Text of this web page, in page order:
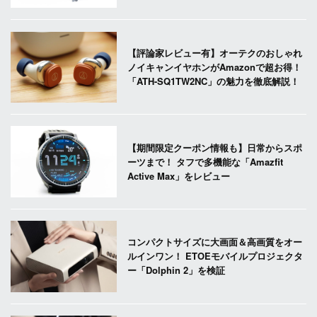
【評論家レビュー有】オーテクのおしゃれ
ノイキャンイヤホンがAmazonで超お得！
「ATH-SQ1TW2NC」の魅力を徹底解説！
【期間限定クーポン情報も】日常からスポ
ーツまで！ タフで多機能な「Amazfit
Active Max」をレビュー
コンパクトサイズに大画面＆高画質をオー
ルインワン！ ETOEモバイルプロジェクタ
ー「Dolphin 2」を検証